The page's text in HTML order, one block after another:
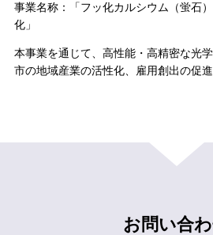
事業名称：「フッ化カルシウム（蛍石
化」
本事業を通じて、高性能・高精密な光
市の地域産業の活性化、雇用創出の促
お問い合